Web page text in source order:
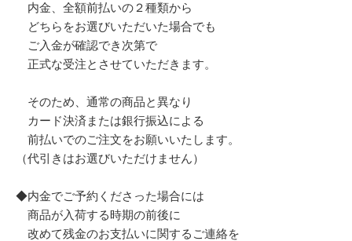
内金、全額前払いの２種類から
どちらをお選びいただいた場合でも
ご入金が確認でき次第で
正式な受注とさせていただきます。
そのため、通常の商品と異なり
カード決済または銀行振込による
前払いでのご注文をお願いいたします。
（代引きはお選びいただけません）
◆内金でご予約くださった場合には
商品が入荷する時期の前後に
改めて残金のお支払いに関するご連絡を